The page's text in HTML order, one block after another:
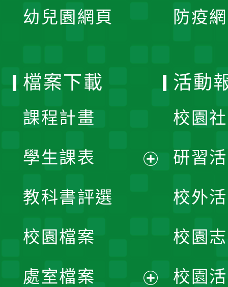
幼兒園網頁 防疫
檔案下載
課程計畫
學生課表
單
教科書評選
校園檔案
處室檔案
活動
校園
研習
校外
校園
校園